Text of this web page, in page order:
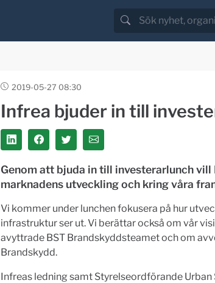
2019-05-27 08:30
Infrea bjuder in till
Genom att bjuda in till investerarlunch
marknadens utveckling och kring våra
Vi kommer under lunchen fokusera på hur
infrastruktur ser ut. Vi berättar också om vår
avyttrade BST Brandskyddsteamet och om
Brandskydd.
Infreas ledning samt Styrelseordförande Urban